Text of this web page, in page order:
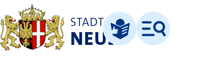
STADT
NEUSSLeichte Sprache
Menü